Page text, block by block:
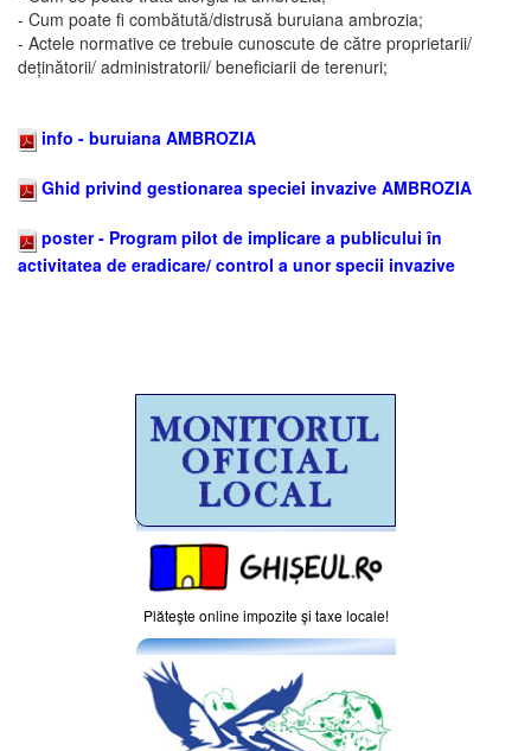
- Cum poate fi combătută/distrusă buruiana ambrozia;
- Actele normative ce trebuie cunoscute de către proprietarii/
deținătorii/ administratorii/ beneficiarii de terenuri;
info - buruiana AMBROZIA
Ghid privind gestionarea speciei invazive AMBROZIA
poster - Program pilot de implicare a publicului în
activitatea de eradicare/ control a unor specii invazive
Plăteşte online impozite şi taxe locale!